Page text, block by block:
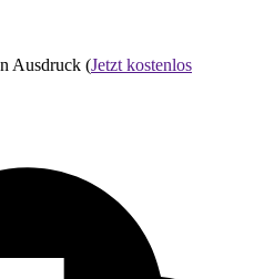
Ausdruck (Jetzt kostenlos